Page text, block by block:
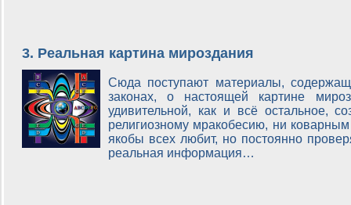
3. Реальная картина мироздания
Сюда поступают материалы,
законах, о настоящей картине
удивительной, как и всё остальное,
религиозному мракобесию, ни
якобы всех любит, но постоянно
реальная информация…